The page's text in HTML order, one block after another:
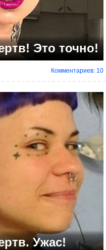
Это точно!
Комментариев: 10
Ужас!